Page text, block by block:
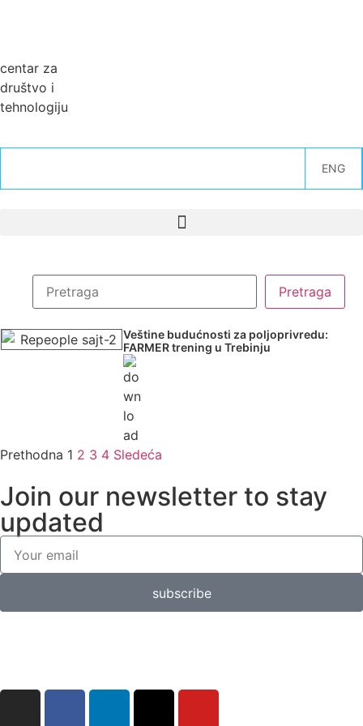
centar za
društvo i
tehnologiju
ENG
Veštine budućnosti za poljoprivredu:
FARMER trening u Trebinju
Prethodna 1 2 3 4 Sledeća
Join our newsletter to stay
updated
subscribe